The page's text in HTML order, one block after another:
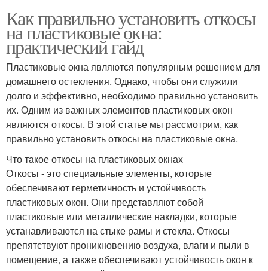
Как правильно установить откосы
на пластиковые окна:
практический гайд
Пластиковые окна являются популярным решением для
домашнего остекления. Однако, чтобы они служили
долго и эффективно, необходимо правильно установить
их. Одним из важных элементов пластиковых окон
являются откосы. В этой статье мы рассмотрим, как
правильно установить откосы на пластиковые окна.
Что такое откосы на пластиковых окнах
Откосы - это специальные элементы, которые
обеспечивают герметичность и устойчивость
пластиковых окон. Они представляют собой
пластиковые или металлические накладки, которые
устанавливаются на стыке рамы и стекла. Откосы
препятствуют проникновению воздуха, влаги и пыли в
помещение, а также обеспечивают устойчивость окон к